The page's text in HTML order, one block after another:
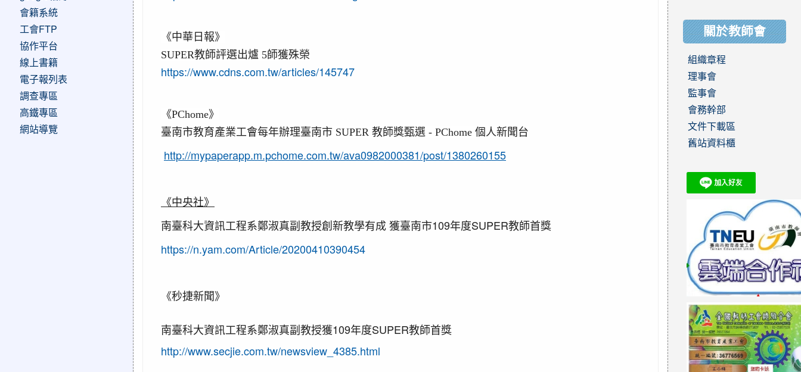
《中華日報》
SUPER教師評選出爐 5師獲殊榮
https://www.cdns.com.tw/articles/145747
《PChome》
臺南市教育產業工會每年辦理臺南市 SUPER 教師獎甄選 - PChome 個人新聞台
http://mypaperapp.m.pchome.com.tw/ava0982000381/post/1380260155
《中央社》
南臺科大資訊工程系鄭淑真副教授創新教學有成 獲臺南市109年度SUPER教師首獎
https://n.yam.com/Article/20200410390454
《秒捷新聞》
南臺科大資訊工程系鄭淑真副教授獲109年度SUPER教師首獎
http://www.secjie.com.tw/newsview_4385.html
會籍系統
工會FTP
協作平台
線上書籍
電子報列表
調查專區
高鐵專區
網站導覽
關於教師會
組織章程
理事會
監事會
會務幹部
文件下載區
舊站資料櫃